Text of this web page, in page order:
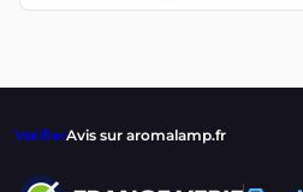
VerifierAvis sur aromalamp.fr